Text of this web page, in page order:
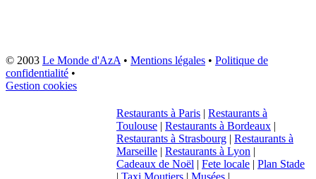
© 2003 Le Monde d'AzA• Mentions légales • Politique de
confidentialité •
Gestion cookies
Restaurants à Paris | Restaurants à
Toulouse | Restaurants à Bordeaux |
Restaurants à Strasbourg | Restaurants à
Marseille | Restaurants à Lyon |
Cadeaux de Noël | Fete locale | Plan Stade